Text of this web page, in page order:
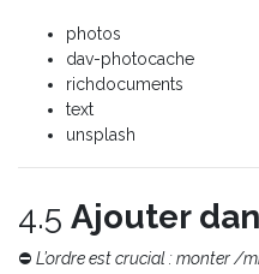
photos
dav-photocache
richdocuments
text
unsplash
4.5 Ajouter
⛔ L’ordre est crucial : monter /